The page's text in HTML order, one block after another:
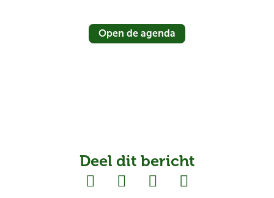
Open de agenda
Deel dit bericht